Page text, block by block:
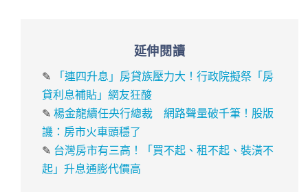
延伸閱讀
✎
「連四升息」房貸族壓力大！行政院擬祭「房
貸利息補貼」網友狂酸
✎楊金龍續任央行總裁 網路聲量破千筆！股版
譏：房市火車頭穩了
✎ 台灣房市有三高！「買不起、租不起、裝潢不
起」升息通膨代價高